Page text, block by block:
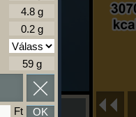
Ft OK